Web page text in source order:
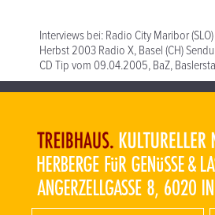
Interviews bei: Radio City Maribor
Herbst 2003 Radio X, Basel (CH)
CD Tip vom 09.04.2005, BaZ,